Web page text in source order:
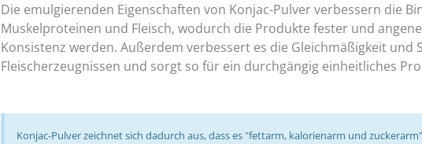
Die emulgierenden Eigenschaften von Konjac-Pulver verbessern die
Muskelproteinen und Fleisch, wodurch die Produkte fester und
Konsistenz werden. Außerdem verbessert es die Gleichmäßigkeit und
Fleischerzeugnissen und sorgt so für ein durchgängig einheitliches
Konjac-Pulver zeichnet sich dadurch aus, dass es "fettarm, kalorienarm und